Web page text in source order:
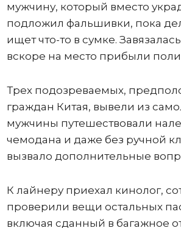
мужчину, который вместо
подложил фальшивки, пока
ищет что-то в сумке.
вскоре на место прибыли
Трех подозреваемых,
граждан Китая, вывели из
мужчины путешествовали
чемодана и даже без ручной
вызвало дополнительные
К лайнеру приехал кинолог,
проверили вещи остальных
включая сданный в багажное